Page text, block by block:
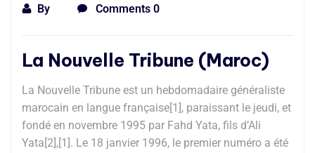
By
Comments 0
La Nouvelle Tribune (Maroc)
La Nouvelle Tribune est un hebdomadaire généraliste
marocain en langue française[1], paraissant le jeudi, et
fondé en novembre 1995 par Fahd Yata, fils d’Ali
Yata[2],[1]. Le 18 janvier 1996, le premier numéro a été